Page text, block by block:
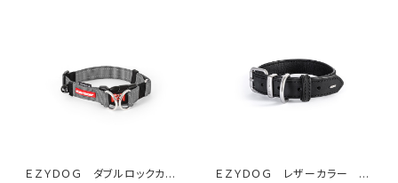
ＥＺＹＤＯＧ ダブルロックカラ
ＥＺＹＤＯＧ レザーカラー S